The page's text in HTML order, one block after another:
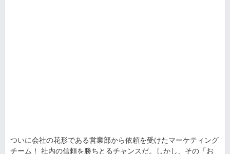
ついに会社の花形である営業部から依頼を受けたマーケティング
チーム！ 社内の信頼を勝ちとるチャンスだ。しかし、その「お